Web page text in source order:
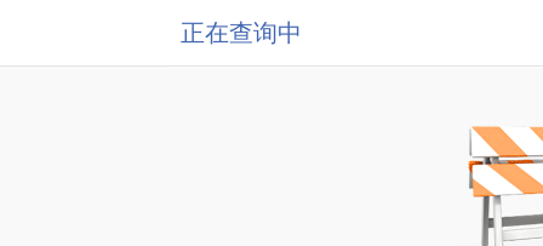
正在查询中